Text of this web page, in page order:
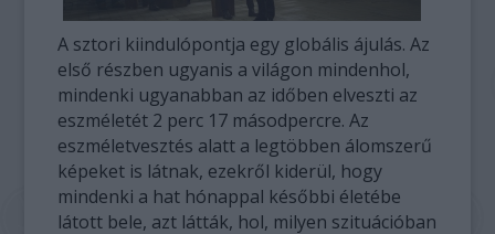
A sztori kiindulópontja egy globális ájulás. Az
első részben ugyanis a világon mindenhol,
mindenki ugyanabban az időben elveszti az
eszméletét 2 perc 17 másodpercre. Az
eszméletvesztés alatt a legtöbben álomszerű
képeket is látnak, ezekről kiderül, hogy
mindenki a hat hónappal későbbi életébe
látott bele, azt látták, hol, milyen szituációban